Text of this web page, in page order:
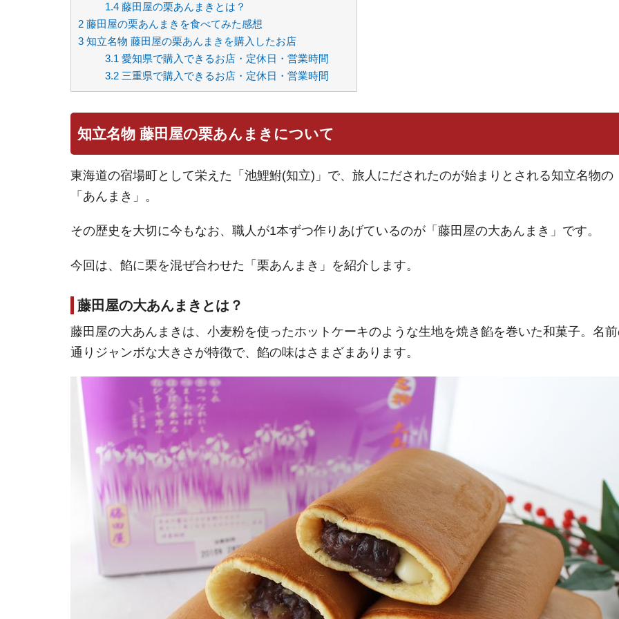
1.4藤田屋の栗あんまきとは？
2 藤田屋の栗あんまきを食べてみた感想
3 知立名物 藤田屋の栗あんまきを購入したお店
3.1 愛知県で購入できるお店・定休日・営業時間
3.2三重県で購入できるお店・定休日・営業時間
知立名物 藤田屋の栗あんまきについて
東海道の宿場町として栄えた「池鯉鮒(知立)」で、旅人にだされたのが始まりとされる知立名物の
「あんまき」。
その歴史を大切に今もなお、職人が1本ずつ作りあげているのが「藤田屋の大あんまき」です。
今回は、餡に栗を混ぜ合わせた「栗あんまき」を紹介します。
藤田屋の大あんまきとは？
藤田屋の大あんまきは、小麦粉を使ったホットケーキのような生地を焼き餡を巻いた和菓子。名
通りジャンボな大きさが特徴で、餡の味はさまざまあります。